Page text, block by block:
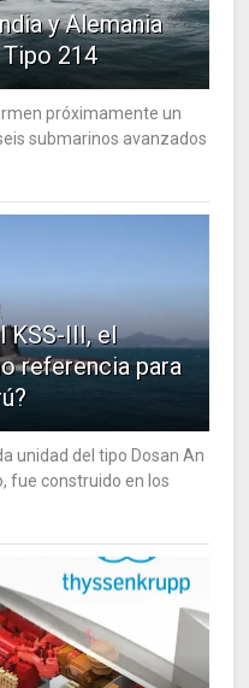
y Alemania
214
próximamente un
submarinos avanzados
KSS-III, el
referencia para
unidad del tipo Dosan An
fue construido en los